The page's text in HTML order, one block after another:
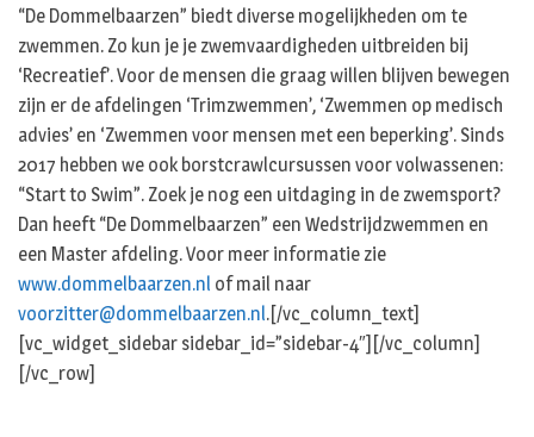
“De Dommelbaarzen” biedt diverse mogelijkheden om te
zwemmen. Zo kun je je zwemvaardigheden uitbreiden bij
‘Recreatief’. Voor de mensen die graag willen blijven bewegen
zijn er de afdelingen ‘Trimzwemmen’, ‘Zwemmen op medisch
advies’ en ‘Zwemmen voor mensen met een beperking’. Sinds
2017 hebben we ook borstcrawlcursussen voor volwassenen:
“Start to Swim”. Zoek je nog een uitdaging in de zwemsport?
Dan heeft “De Dommelbaarzen” een Wedstrijdzwemmen en
een Master afdeling. Voor meer informatie zie
www.dommelbaarzen.nl of mail naar
voorzitter@dommelbaarzen.nl.[/vc_column_text]
[vc_widget_sidebar sidebar_id=”sidebar-4″][/vc_column]
[/vc_row]